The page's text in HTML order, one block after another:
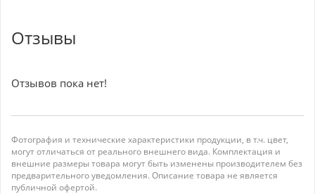
Отзывы
Отзывов пока нет!
Фотография и технические характеристики продукции, в т.ч. цвет,
могут отличаться от реального внешнего вида. Комплектация и
внешние размеры товара могут быть изменены производителем без
предварительного уведомления. Описание товара не является
публичной офертой.